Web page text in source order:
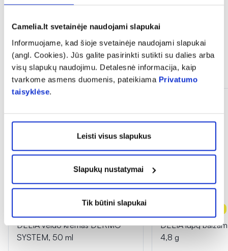
Camelia.lt svetainėje naudojami slapukai
Informuojame, kad šioje svetainėje naudojami slapukai
(angl. Cookies). Jūs galite pasirinkti sutikti su dalies arba
visų slapukų naudojimu. Detalesnė informacija, kaip
tvarkome asmens duomenis, pateikiama Privatumo
taisyklėse.
Leisti visus slapukus
Slapukų nustatymai
Tik būtini slapukai
Panašios prekės
DELIA veido kremas DERMO
SYSTEM, 50 ml
DELIA lūpų
4,8 g